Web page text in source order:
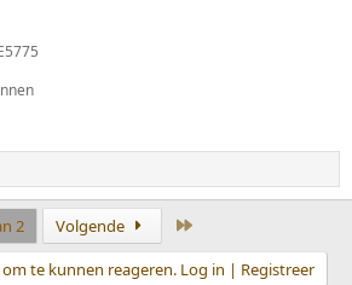
2 Volgende
te kunnen reageren. Log in | Registreer